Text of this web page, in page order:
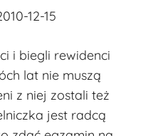
12-15
i biegli rewidenci
lat nie muszą
z niej zostali też
jest radcą